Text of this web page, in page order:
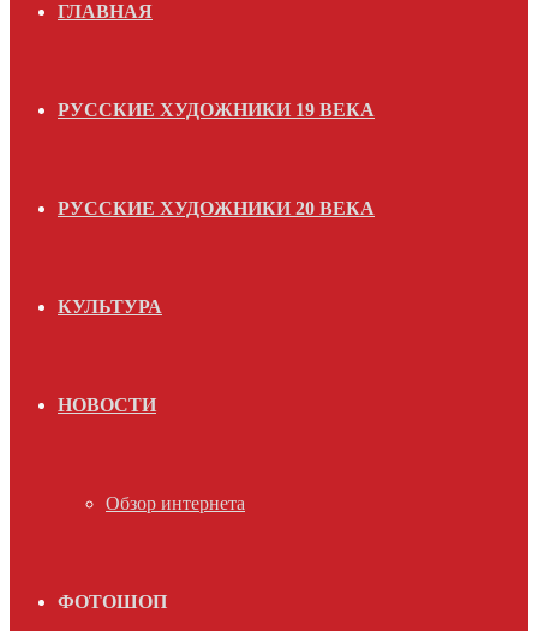
ГЛАВНАЯ
РУССКИЕ ХУДОЖНИКИ 19 ВЕКА
РУССКИЕ ХУДОЖНИКИ 20 ВЕКА
КУЛЬТУРА
НОВОСТИ
Обзор интернета
ФОТОШОП